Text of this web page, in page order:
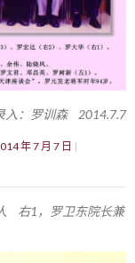
入：罗训森 2014.7.7
年 7 月 7 日
右1，罗卫东院长兼